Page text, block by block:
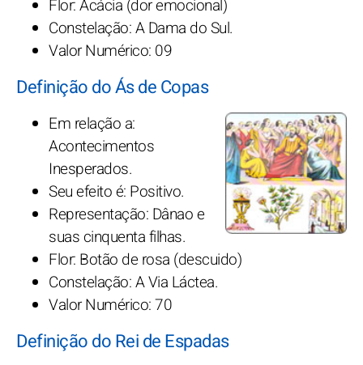
Flor: Acácia (dor emocional)
Constelação: A Dama do Sul.
Valor Numérico: 09
Definição do Ás de Copas
Em relação a:
Acontecimentos
Inesperados.
Seu efeito é: Positivo.
Representação: Dânao e
suas cinquenta filhas.
Flor: Botão de rosa (descuido)
Constelação: A Via Láctea.
Valor Numérico: 70
Definição do Rei de Espadas